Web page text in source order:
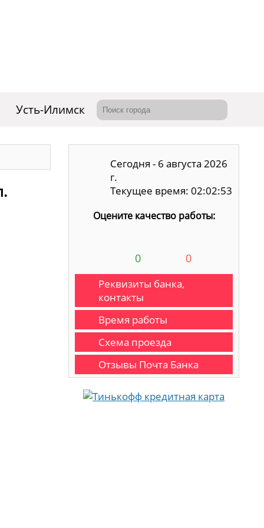
Усть-Илимск
Сегодня - 6 августа 2026
г.
Текущее время: 02:02:54
Оцените качество работы:
0 0
Реквизиты банка,
контакты
Время работы
Схема проезда
Отзывы Почта Банка